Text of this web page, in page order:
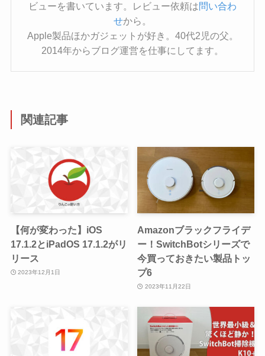
ビューを書いています。レビュー依頼は問い合わ
せから。
Apple製品ほかガジェットが好き。40代2児の父。
2014年からブログ運営を仕事にしてます。
関連記事
【何が変わった】iOS
17.1.2とiPadOS 17.1.2がリ
リース
2023年12月1日
Amazonブラックフライデ
ー！SwitchBotシリーズで
今買っておきたい製品トッ
プ6
2023年11月22日